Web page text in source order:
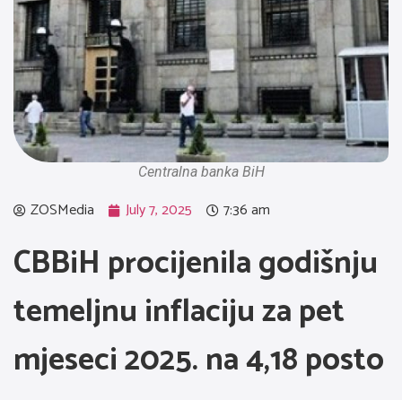
Centralna banka BiH
ZOSMedia July 7, 2025 7:36 am
CBBiH procijenila godišnju
temeljnu inflaciju za pet
mjeseci 2025. na 4,18 posto